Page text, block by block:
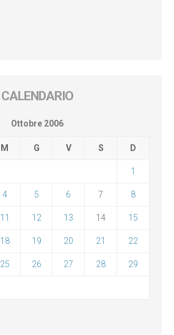
CALENDARIO
Ottobre 2006
M G V S D
1
4 5 6 7 8
11 12 13 14 15
18 19 20 21 22
25 26 27 28 29